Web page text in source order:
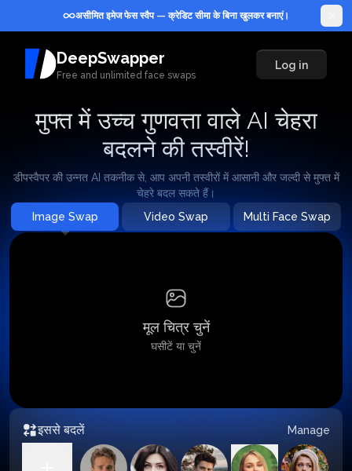
असीमित इमेज फेस स्वैप — क्रेडिट सीमा के बिना खुलकर बनाएं।
DeepSwapper
Free and unlimited face swaps
Log in
मुफ्त में उच्च गुणवत्ता वाले AI चेहरा
बदलने की तस्वीरें!
डीपस्वैपर की उन्नत AI तकनीक से, आप अपनी तस्वीरों में आसानी और जल्दी से मुफ्त में
चेहरे बदल सकते हैं।
Image Swap
Video Swap Multi Face Swap
मूल चित्र चुनें
घसीटें या चुनें
इससे बदलें Manage